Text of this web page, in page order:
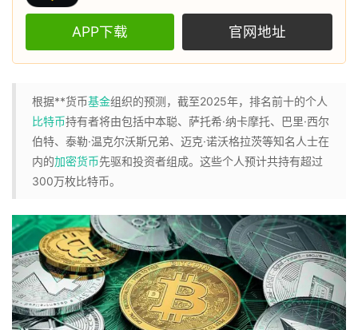
APP下载 官网地址
根据**货币基金组织的预测，截至2025年，排名前十的个人
比特币持有者将由包括中本聪、萨托希·纳卡摩托、巴里·西尔
伯特、泰勒·温克尔沃斯兄弟、迈克·诺沃格拉茨等知名人士在
内的加密货币先驱和投资者组成。这些个人预计共持有超过
300万枚比特币。